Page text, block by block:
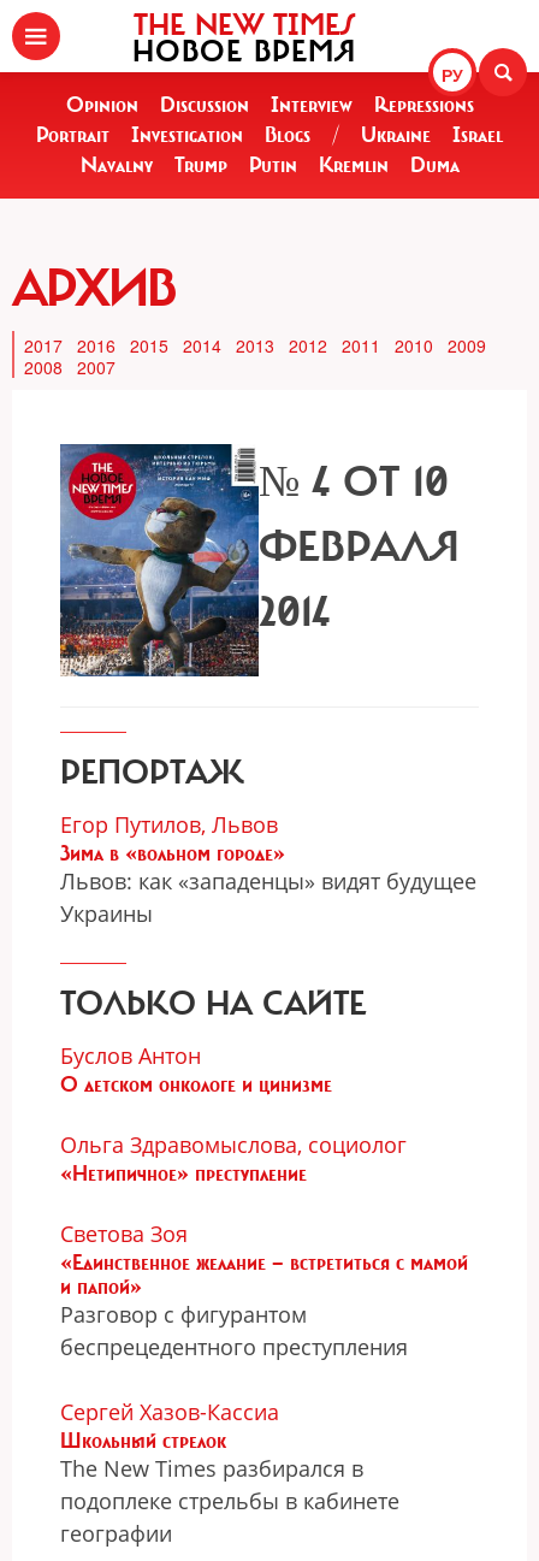
РУ
THE NEW TIMES
НОВОЕ ВРЕМЯ
Opinion Discussion Interview
Repressions
Portrait
Investigation Blogs / Ukraine
Israel
Navalny
Trump Putin Kremlin Duma
АРХИВ
2017 2016 2015 2014 2013 2012 2011 2010
2009
2008
2007
№ 4 ОТ 10
ФЕВРАЛЯ
2014
РЕПОРТАЖ
Егор Путилов, Львов
Зима в «вольном городе»
Львов: как «западенцы» видят будущее
Украины
ТОЛЬКО НА САЙТЕ
Буслов Антон
О детском онкологе и цинизме
Ольга Здравомыслова, социолог
«Нетипичное» преступление
Светова Зоя
«Единственное желание — встретиться с мамой
и папой»
Разговор с фигурантом
беспрецедентного преступления
Сергей Хазов-Кассиа
Школьный стрелок
The New Times разбирался в
подоплеке стрельбы в кабинете
географии